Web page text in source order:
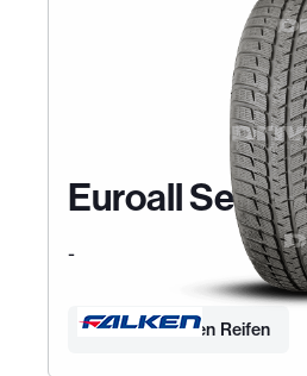
Euroall
-
Finden Sie Ihren Reifen